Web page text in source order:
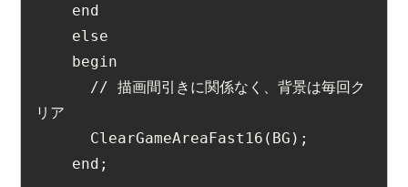
    end
    else
    begin
リア
      ClearGameAreaFast16(BG);
    end;